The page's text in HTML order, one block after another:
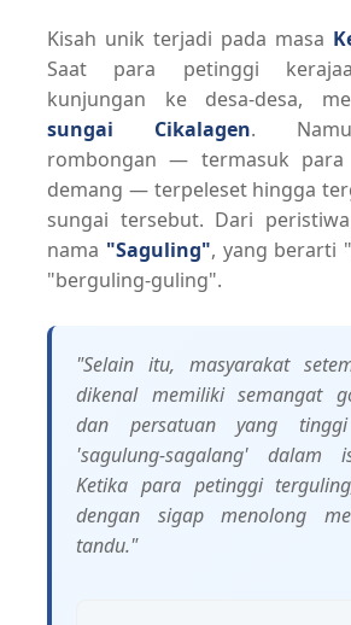
Kisah unik terjadi pada masa
Saat para petinggi
kunjungan ke desa-desa,
sungai Cikalagen.
rombongan — termasuk para
demang — terpeleset hingga
sungai tersebut. Dari
nama "Saguling", yang berarti
"berguling-guling".
"Selain itu, masyarakat
dikenal memiliki semangat
dan persatuan yang
'sagulung-sagalang' dalam
Ketika para petinggi
dengan sigap menolong
tandu."